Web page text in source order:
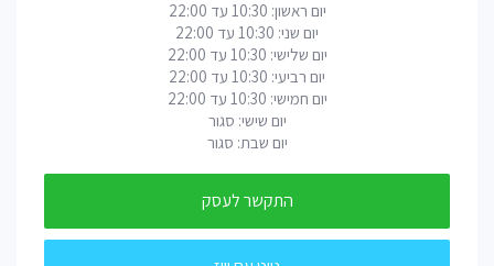
יום ראשון: 10:30 עד 22:00
יום שני: 10:30 עד 22:00
יום שלישי: 10:30 עד 22:00
יום רביעי: 10:30 עד 22:00
יום חמישי: 10:30 עד 22:00
יום שישי: סגור
יום שבת: סגור
התקשר לעסק